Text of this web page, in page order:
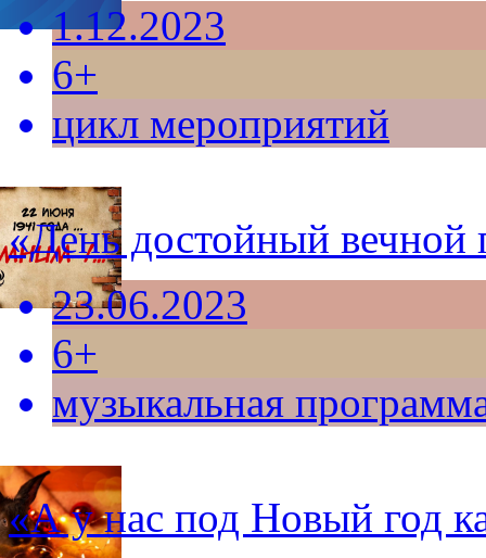
1.12.2023
6+
цикл мероприятий
«День достойный вечной
23.06.2023
6+
музыкальная
«А у нас под Новый год